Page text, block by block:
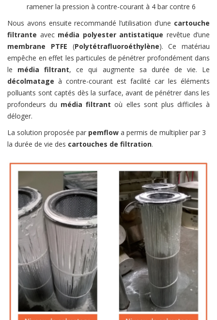
ramener la pression à contre-courant à 4 bar contre 6
Nous avons ensuite recommandé l’utilisation d’une cartouche
filtrante avec média polyester antistatique revêtue d’une
membrane PTFE (Polytétrafluoroéthylène). Ce matériau
empêche en effet les particules de pénétrer profondément dans
le média filtrant, ce qui augmente sa durée de vie. Le
décolmatage à contre-courant est facilité car les éléments
polluants sont captés dès la surface, avant de pénétrer dans les
profondeurs du média filtrant où elles sont plus difficiles à
déloger.
La solution proposée par pemflow a permis de multiplier par 3
la durée de vie des cartouches de filtration.